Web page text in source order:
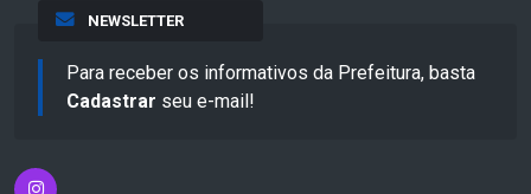
NEWSLETTER
Para receber os informativos da Prefeitura, basta
Cadastrar seu e-mail!